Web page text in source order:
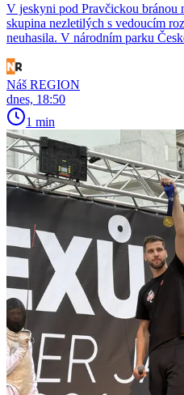
V jeskyni pod Pravčickou bránou
skupina nezletilých s vedoucím
neuhasila. V národním parku
Náš REGION
dnes, 18:50
1 min